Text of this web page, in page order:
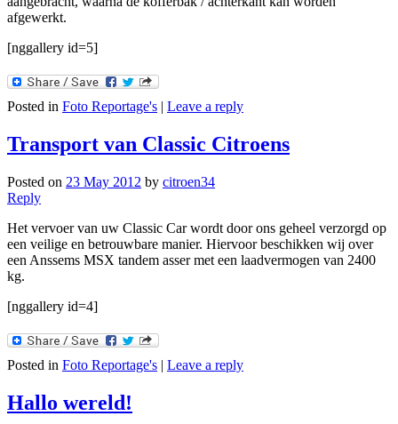
afgewerkt.
[nggallery id=5]
Posted in Foto Reportage's | Leave a reply
Transport van Classic Citroens
Posted on 23 May 2012 by citroen34
Reply
Het vervoer van uw Classic Car wordt door ons geheel verzorgd op
een veilige en betrouwbare manier. Hiervoor beschikken wij over
een Anssems MSX tandem asser met een laadvermogen van 2400
kg.
[nggallery id=4]
Posted in Foto Reportage's | Leave a reply
Hallo wereld!